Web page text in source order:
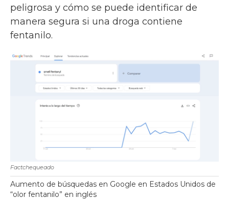
peligrosa y cómo se puede identificar de
manera segura si una droga contiene
fentanilo.
Factchequeado
Aumento de búsquedas en Google en Estados Unidos de
“olor fentanilo” en inglés